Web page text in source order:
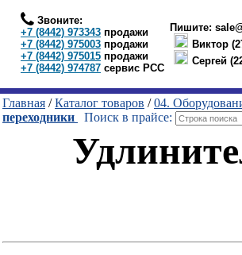
Звоните:
+7 (8442) 973343 продажи
+7 (8442) 975003 продажи
+7 (8442) 975015 продажи
+7 (8442) 974787 сервис РСС
Пишите:
Виктор
Сергей
Главная /Каталог товаров /04.
переходники
Поиск в прайсе: